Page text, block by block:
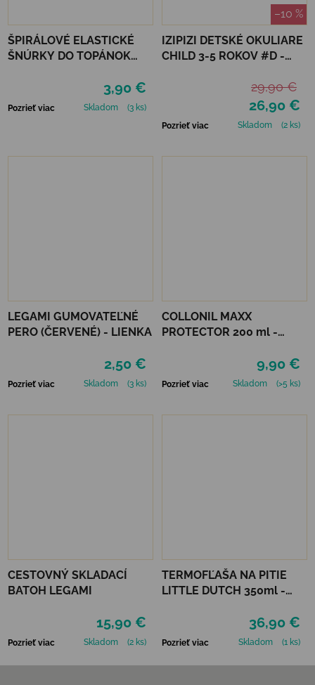
ŠPIRÁLOVÉ ELASTICKÉ
ŠNÚRKY DO TOPÁNOK
3,90 €
Pozrieť viac Skladom (3 ks)
–10 %
IZIPIZI DETSKÉ OKULIARE
CHILD 3-5 ROKOV #D -
26,90 €
29,90 €
Pozrieť viac Skladom (2 ks)
LEGAMI GUMOVATEĽNÉ
PERO (ČERVENÉ) - LIENKA
2,50 €
Pozrieť viac Skladom (3 ks)
COLLONIL MAXX
PROTECTOR 200 ml -
9,90 €
Pozrieť viac Skladom (>5 ks)
CESTOVNÝ SKLADACÍ
BATOH LEGAMI
15,90 €
Pozrieť viac Skladom (2 ks)
TERMOFĽAŠA NA PITIE
LITTLE DUTCH 350ml -
36,90 €
Pozrieť viac Skladom (1 ks)